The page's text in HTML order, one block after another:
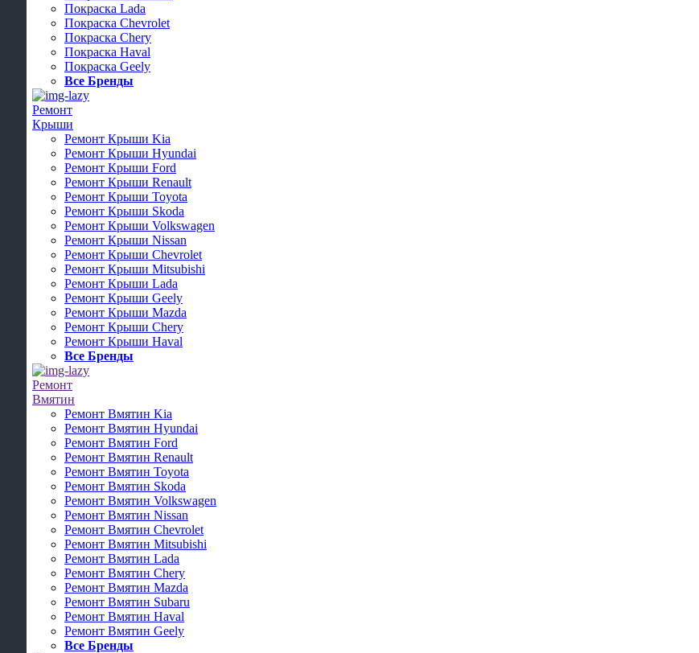
Покраска Lada
Покраска Chevrolet
Покраска Chery
Покраска Haval
Покраска Geely
Все Бренды
Ремонт
Крыши
Ремонт Крыши Kia
Ремонт Крыши Hyundai
Ремонт Крыши Ford
Ремонт Крыши Renault
Ремонт Крыши Toyota
Ремонт Крыши Skoda
Ремонт Крыши Volkswagen
Ремонт Крыши Nissan
Ремонт Крыши Chevrolet
Ремонт Крыши Mitsubishi
Ремонт Крыши Lada
Ремонт Крыши Geely
Ремонт Крыши Mazda
Ремонт Крыши Chery
Ремонт Крыши Haval
Все Бренды
Ремонт
Вмятин
Ремонт Вмятин Kia
Ремонт Вмятин Hyundai
Ремонт Вмятин Ford
Ремонт Вмятин Renault
Ремонт Вмятин Toyota
Ремонт Вмятин Skoda
Ремонт Вмятин Volkswagen
Ремонт Вмятин Nissan
Ремонт Вмятин Chevrolet
Ремонт Вмятин Mitsubishi
Ремонт Вмятин Lada
Ремонт Вмятин Chery
Ремонт Вмятин Mazda
Ремонт Вмятин Subaru
Ремонт Вмятин Haval
Ремонт Вмятин Geely
Все Бренды